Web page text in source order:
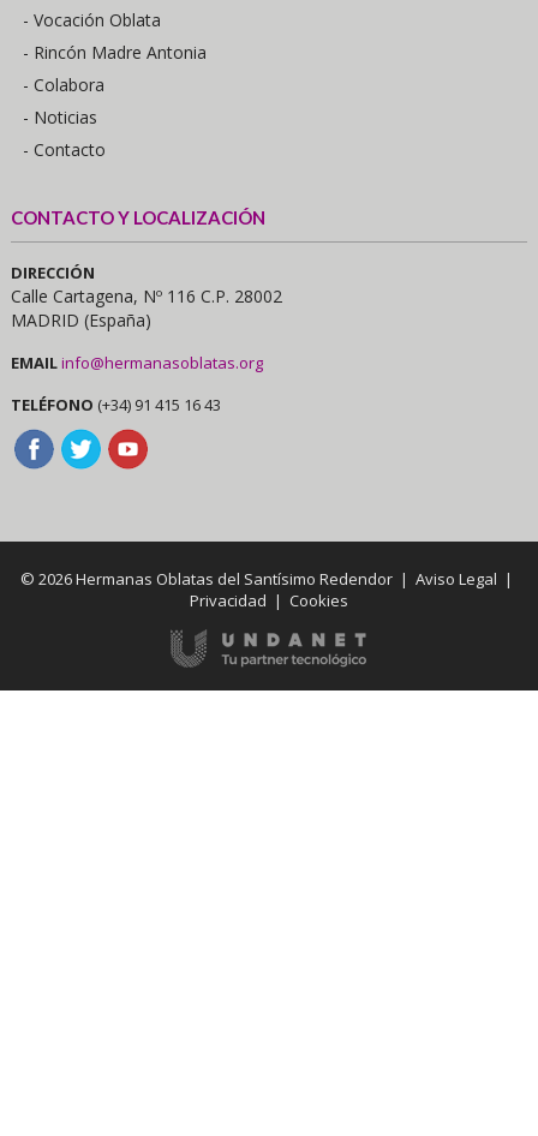
- Vocación Oblata
- Rincón Madre Antonia
- Colabora
- Noticias
- Contacto
CONTACTO Y LOCALIZACIÓN
DIRECCIÓN
Calle Cartagena, Nº 116 C.P. 28002
MADRID (España)
EMAILinfo@hermanasoblatas.org
TELÉFONO (+34) 91 415 16 43
© 2026 Hermanas Oblatas del Santísimo Redendor |Aviso Legal |
Privacidad | Cookies